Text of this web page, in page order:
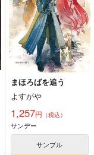
まほろばを追う
よすがや
1,257円 （税込）
サンデー
サンプル